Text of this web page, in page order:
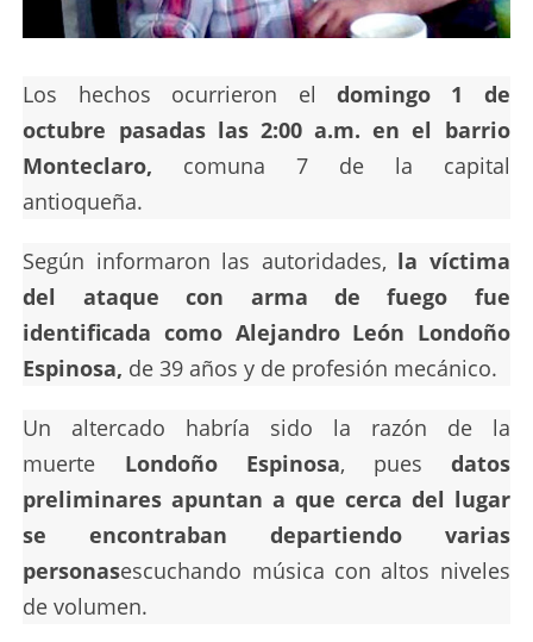
Los hechos ocurrieron el domingo 1 de
octubre pasadas las 2:00 a.m. en el barrio
Monteclaro, comuna 7 de la capital
antioqueña.
Según informaron las autoridades, la víctima
del ataque con arma de fuego fue
identificada como Alejandro León Londoño
Espinosa, de 39 años y de profesión mecánico.
Un altercado habría sido la razón de la
muerte Londoño Espinosa, pues datos
preliminares apuntan a que cerca del lugar
se encontraban departiendo varias
personasescuchando música con altos niveles
de volumen.